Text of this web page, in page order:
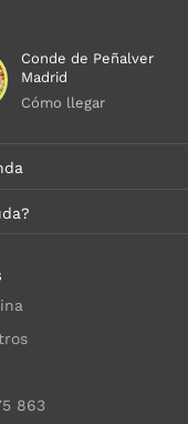
Conde de Peñalver
Madrid
Cómo llegar
863